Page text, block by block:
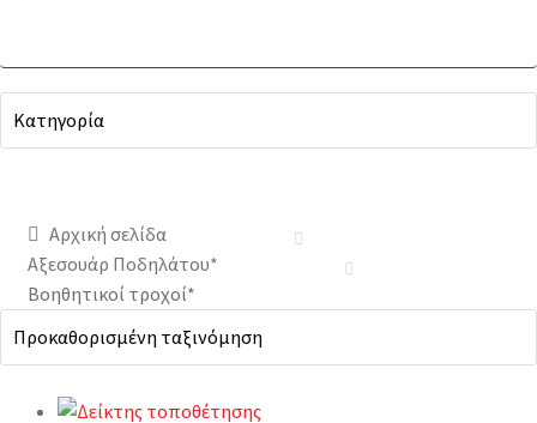
Αρχική σελίδα
Αξεσουάρ Ποδηλάτου*
Βοηθητικοί τροχοί*